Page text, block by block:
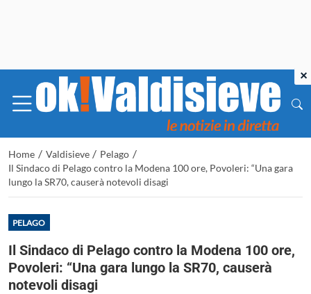
Home / Valdisieve / Pelago /
Il Sindaco di Pelago contro la Modena 100 ore, Povoleri: “Una gara
lungo la SR70, causerà notevoli disagi
PELAGO
Il Sindaco di Pelago contro la Modena 100 ore,
Povoleri: “Una gara lungo la SR70, causerà
notevoli disagi
×